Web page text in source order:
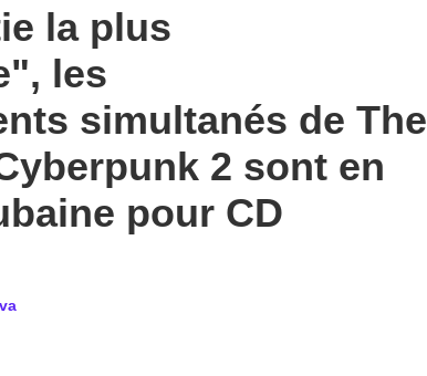
la plus
les
simultanés de The
2 sont en
pour CD